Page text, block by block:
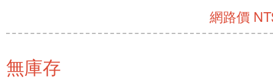
網路價
無庫存